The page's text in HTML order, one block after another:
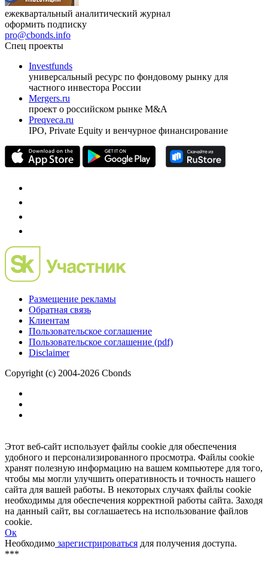
оформить подписку
pro@cbonds.info
Спец проекты
Investfunds
универсальный ресурс по фондовому рынку для
частного инвестора России
проект о российском рынке M&A
Preqveca.ru
Размещение рекламы
Обратная связь
Пользовательское соглашение
Copyright (c) 2004-2026 Cbonds
Этот веб-сайт использует файлы cookie для обеспечения
удобного и персонализированного просмотра. Файлы cookie
хранят полезную информацию на вашем компьютере для того,
чтобы мы могли улучшить оперативность и точность нашего
сайта для вашей работы. В некоторых случаях файлы cookie
необходимы для обеспечения корректной работы сайта. Заходя
на данный сайт, вы соглашаетесь на использование файлов